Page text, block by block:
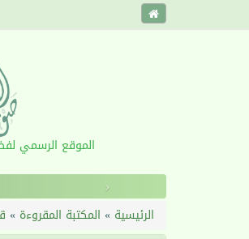
الموقع الرسمي
‹
الرئيسية » المكتبة المقروءة »